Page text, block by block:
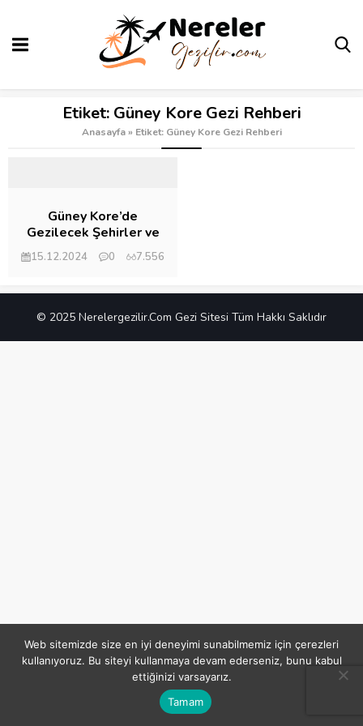
Etiket: Güney Kore Gezi Rehberi
Anasayfa » Etiket: Güney Kore Gezi Rehberi
Güney Kore’de
Gezilecek Şehirler ve
Turistik Yerler
15.12.2024 0 7.556
© 2025 Nerelergezilir.Com Gezi Sitesi Tüm Hakkı Saklıdır
Web sitemizde size en iyi deneyimi sunabilmemiz için çerezleri
kullanıyoruz. Bu siteyi kullanmaya devam ederseniz, bunu kabul
ettiğinizi varsayarız.
Tamam